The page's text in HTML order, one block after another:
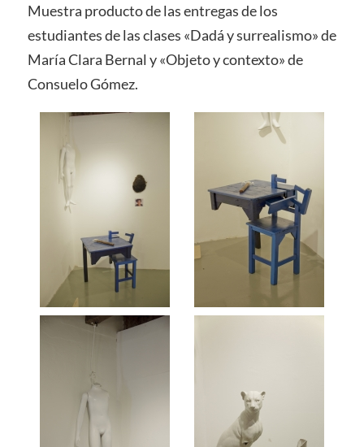
Muestra producto de las entregas de los
estudiantes de las clases «Dadá y surrealismo» de
María Clara Bernal y «Objeto y contexto» de
Consuelo Gómez.